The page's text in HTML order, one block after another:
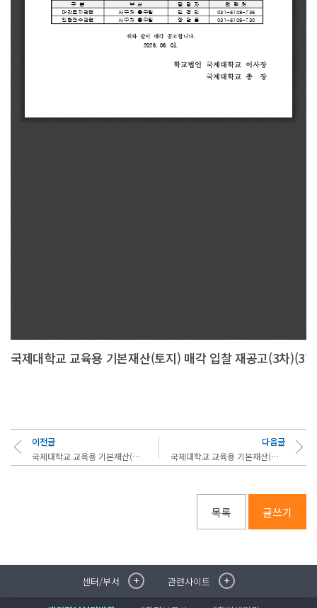
국제대학교 교육용 기본재산(토지) 매각 입찰 재공고(3차
이전글
국제대학교 교육용 기본재산(토지) 매각 입찰 재공고(8차)(공고번호 2025-05호)
다음글
국제대학교 교육용 기본재산(토지) 매각 입찰 재공고(7차)(공고번호 2025-05호)
목록 글쓰기
센터/부서취·창업지원센터
국제대학교 입학안내
관련사이트이메일무단수집거부
무선인터넷이용안내